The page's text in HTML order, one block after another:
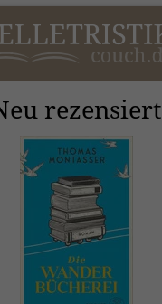
rezensiert